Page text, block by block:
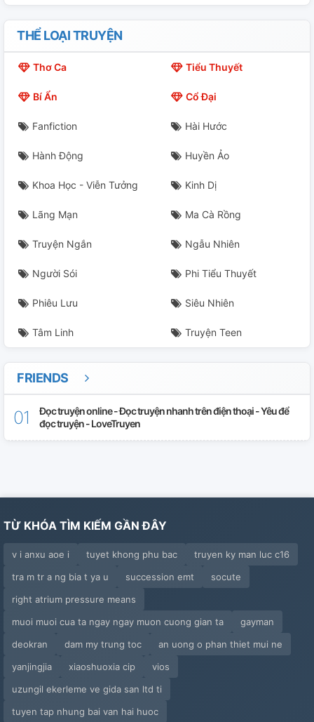
THỂ LOẠI TRUYỆN
Thơ Ca Tiểu Thuyết
Bí Ẩn Cổ Đại
Fanfiction Hài Hước
Hành Động Huyền Ảo
Khoa Học - Viễn Tưởng Kinh Dị
Lãng Mạn Ma Cà Rồng
Truyện Ngắn Ngẫu Nhiên
Người Sói Phi Tiểu Thuyết
Phiêu Lưu Siêu Nhiên
Tâm Linh Truyện Teen
FRIENDS
Đọc truyện online - Đọc truyện nhanh trên điện thoại - Yêu để
đọc truyện - LoveTruyen
TỪ KHÓA TÌM KIẾM GẦN ĐÂY
v i anxu aoe i tuyet khong phu bac
truyen ky man luc c16
tra m tr a ng bia t ya u
succession emt
socute
right atrium pressure means
muoi muoi cua ta ngay ngay muon cuong gian ta
gayman
deokran
dam my trung toc
an uong o phan thiet mui ne
yanjingjia
xiaoshuoxia cip
vios
uzungil ekerleme ve gida san ltd ti
tuyen tap nhung bai van hai huoc